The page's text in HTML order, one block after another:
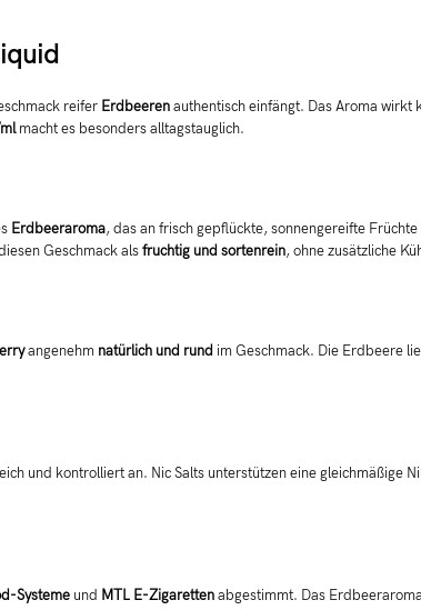
reifer Erdbeerenauthentisch einfängt. Das Aroma wirkt
macht es besonders alltagstauglich.
Erdbeeraroma, das an frisch gepflückte, sonnengereifte
Geschmack alsfruchtig und sortenrein, ohne zusätzliche
angenehm natürlich und rund im Geschmack. Die Erdbeere
und kontrolliert an. Nic Salts unterstützen eine gleichmäßige
Systeme und MTL E-Zigarettenabgestimmt. Das